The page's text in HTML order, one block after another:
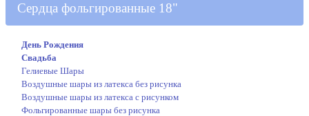
Сердца фольгированные 18"
День Рождения
Свадьба
Гелиевые Шары
Воздушные шары из латекса без рисунка
Воздушные шары из латекса с рисунком
Фольгированные шары без рисунка